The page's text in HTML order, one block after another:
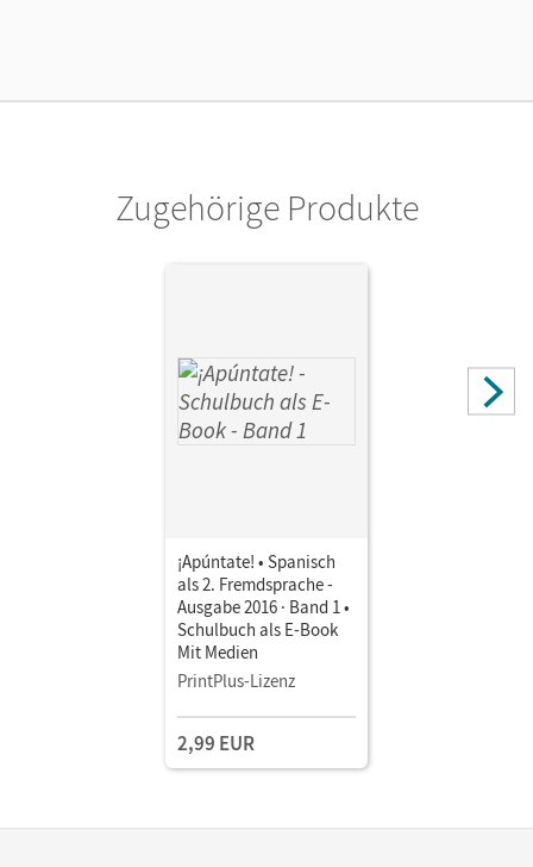
Zugehörige Produkte
¡Apúntate! • Spanisch
als 2. Fremdsprache -
Ausgabe 2016 · Band 1 •
Schulbuch als E-Book
Mit Medien
PrintPlus-Lizenz
2,99 EUR